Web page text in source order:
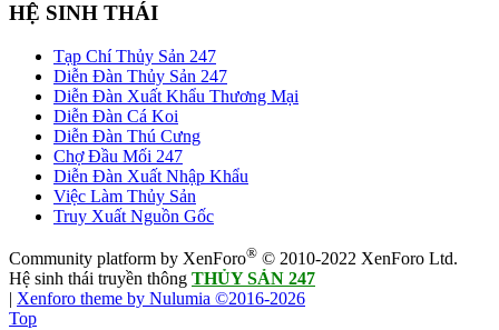
HỆ SINH THÁI
Tạp Chí Thủy Sản 247
Diễn Đàn Thủy Sản 247
Diễn Đàn Xuất Khẩu Thương Mại
Diễn Đàn Cá Koi
Diễn Đàn Thú Cưng
Chợ Đầu Mối 247
Diễn Đàn Xuất Nhập Khẩu
Việc Làm Thủy Sản
Truy Xuất Nguồn Gốc
Community platform by XenForo® © 2010-2022 XenForo Ltd.
Hệ sinh thái truyền thông THỦY SẢN 247
| Xenforo theme by Nulumia ©2016-2026
Top